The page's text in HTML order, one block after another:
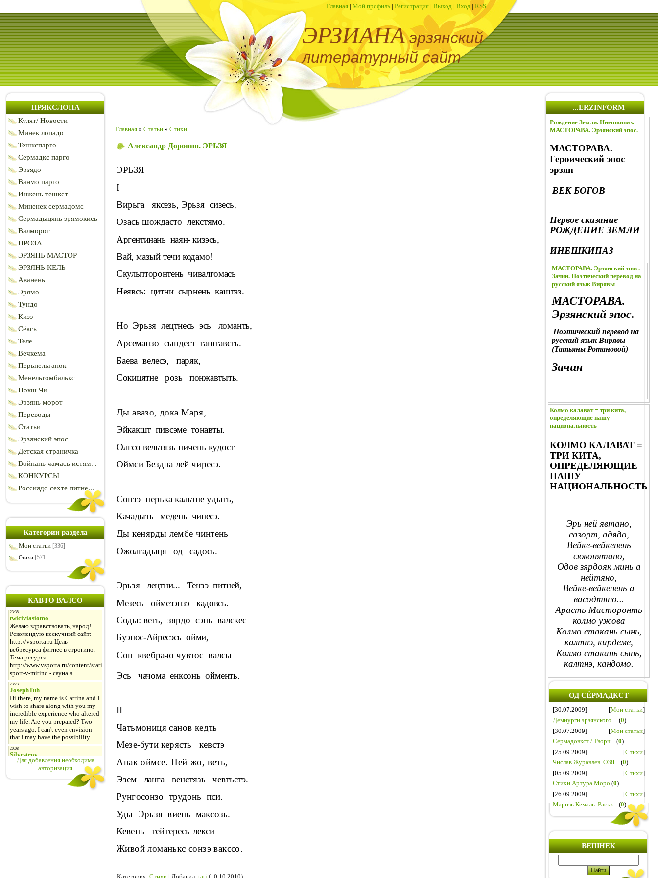
Главная | Мой профиль | Регистрация | Выход | Вход | RSS
ЭРЗИАНА эрзянский
литературный сайт
ПРЯКСЛОПА
Кулят/ Новости
Минек лопадо
Тешкспарго
Сермадкс парго
Эрзядо
Ванмо парго
Инжень тешкст
Миненек сермадомс
Сермадыцянь эрямокись
Валморот
ПРОЗА
ЭРЗЯНЬ МАСТОР
ЭРЗЯНЬ КЕЛЬ
Аванень
Эрямо
Тундо
Кизэ
Сёксь
Теле
Вечкема
Перьпельганок
Менельтомбалькс
Покш Чи
Эрзянь морот
Переводы
Статьи
Эрзянский эпос
Детская страничка
Войнань чамась истям...
КОНКУРСЫ
Россиядо сехте питне...
Категории раздела
Мои статьи [336]
Стихи [571]
КАВТО ВАЛСО
Для добавления необходима
авторизация
Главная » Статьи » Стихи
Александр Доронин. ЭРЬЗЯ
ЭРЬЗЯ
I
Вирьга
яксезь, Эрьзя сизесь,
Озась шождасто лекстямо.
Аргентинань наян- кизэсь,
Вай, мазый течи кодамо!
Скульпторонтень чивалгомась
Неявсь: цитни сырнень каштаз.
Но Эрьзя лецтнесь эсь
ломанть,
Арсеманзо сындест таштавсть.
Баева велесэ,
паряк,
Сокицятне
розь понжавтыть.
Ды авазо, дока Маря,
Эйкакшт пивсэме тонавты.
Олгсо вельтязь пичень кудост
Оймси Бездна лей чиресэ.
Сонзэ перька кальтне удыть,
Качадыть
медень чинесэ.
Ды кенярды лембе чинтень
Ожолгадыця
од садось.
Эрьзя лецтни... Тензэ питней,
Мезесь
оймезэнзэ
кадовсь.
Соды: веть, зярдо сэнь валскес
Буэнос-Айресэсь ойми,
Сон квебрачо чувтос валсы
Эсь чачома енксонь ойменть.
II
Чатьмониця санов кедть
Мезе-бути керясть
кевстэ
Апак оймсе. Ней жо, веть,
Эзем
ланга венстязь
чевтьстэ.
Рунгосонзо трудонь пси.
Уды Эрьзя виень максозь.
Кевень
тейтересь лекси
Живой ломанькс сонзэ вакссо.
Категория: Стихи | Добавил: tati (10.10.2010)
...ERZINFORM
Рождение Земли. Инешкипаз.
МАСТОРАВА. Эрзянский эпос.
МАСТОРАВА.
Героический эпос
эрзян
ВЕК БОГОВ
Первое сказание
РОЖДЕНИЕ ЗЕМЛИ
ИНЕШКИПАЗ
МАСТОРАВА. Эрзянский эпос.
Зачин. Поэтический перевод на
русский язык Вирявы
МАСТОРАВА.
Эрзянский эпос.
Поэтический перевод на
русский язык Вирявы
(Татьяны Ротановой)
Зачин
Колмо калават = три кита,
определяющие нашу
национальность
КОЛМО КАЛАВАТ =
ТРИ КИТА,
ОПРЕДЕЛЯЮЩИЕ
НАШУ
НАЦИОНАЛЬНОСТЬ
Эрь ней явтано,
сазорт, адядо,
Вейке-вейкенень
сюконятано,
Одов зярдояк минь а
нейтяно,
Вейке-вейкенень а
васодтяно...
Арасть Масторонть
колмо ужова
Колмо стакань сынь,
калтнэ, кирдеме,
Колмо стакань сынь,
калтнэ, кандомо.
ОД СЁРМАДКСТ
[30.07.2009] [Мои статьи]
Демиурги эрзянского ... (0)
[30.07.2009]
[Мои статьи]
Сермадовкст / Творч... (0)
[25.09.2009]
[Стихи]
Числав Журавлев. ОЗЯ... (0)
[05.09.2009]
[Стихи]
Стихи Артура Моро (0)
[26.09.2009]
[Стихи]
Маризь Кемаль. Раськ... (0)
ВЕШНЕК